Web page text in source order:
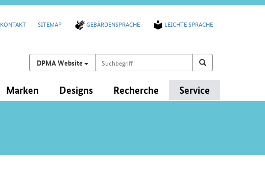
KONTAKT SITEMAP GEBÄRDENSPRACHE LEICHTE SPRACHE
Suchen auf
DPMA Website Suchbegriff Suchen
Marken Designs Recherche Service